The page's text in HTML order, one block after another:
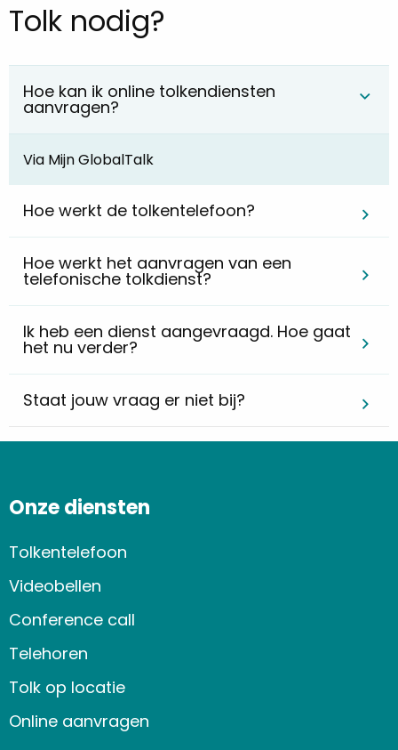
Tolk nodig?
Hoe kan ik online tolkendiensten
aanvragen?
Via Mijn GlobalTalk
Hoe werkt de tolkentelefoon?
Hoe werkt het aanvragen van een
telefonische tolkdienst?
Ik heb een dienst aangevraagd. Hoe gaat
het nu verder?
Staat jouw vraag er niet bij?
Onze diensten
Tolkentelefoon
Videobellen
Conference call
Telehoren
Tolk op locatie
Online aanvragen